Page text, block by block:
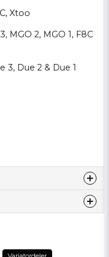
Xtoo
MGO 2, MGO 1, F8C
3, Due 2 & Due 1